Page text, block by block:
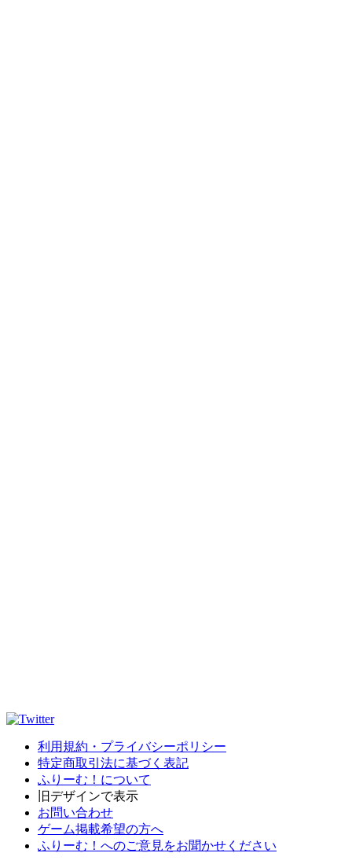
利用規約・プライバシーポリシー
特定商取引法に基づく表記
ふりーむ！について
旧デザインで表示
お問い合わせ
ゲーム掲載希望の方へ
ふりーむ！へのご意見をお聞かせください